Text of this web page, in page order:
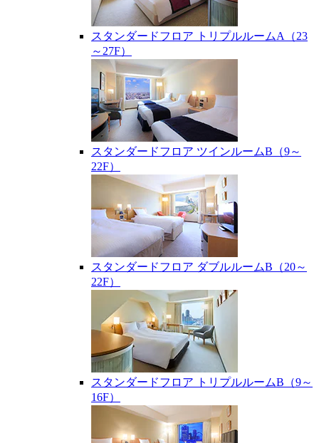
スタンダードフロア トリプルルームA（23
～27F）
スタンダードフロア ツインルームB（9～
22F）
スタンダードフロア ダブルルームB（20～
22F）
スタンダードフロア トリプルルームB（9～
16F）